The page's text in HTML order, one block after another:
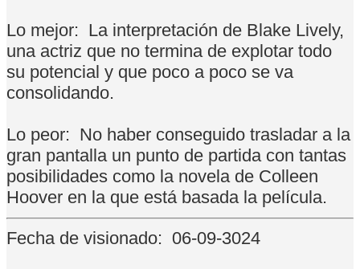
Lo mejor: La interpretación de Blake Lively,
una actriz que no termina de explotar todo
su potencial y que poco a poco se va
consolidando.
Lo peor: No haber conseguido trasladar a la
gran pantalla un punto de partida con tantas
posibilidades como la novela de Colleen
Hoover en la que está basada la película.
Fecha de visionado: 06-09-3024